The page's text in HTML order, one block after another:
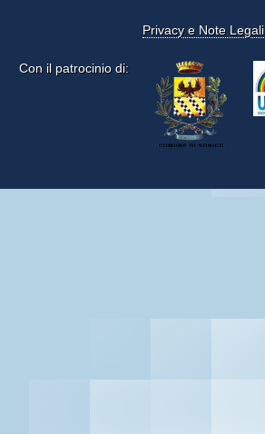
Privacy e Note Legali
Con il patrocinio di: